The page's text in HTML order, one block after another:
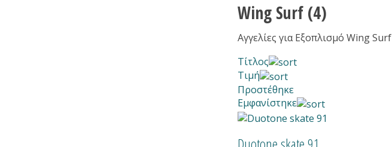
Wing Surf (4)
Αγγελίες για Εξοπλισμό Wing Surf
Τίτλος
Τιμή
Προστέθηκε
Εμφανίστηκε